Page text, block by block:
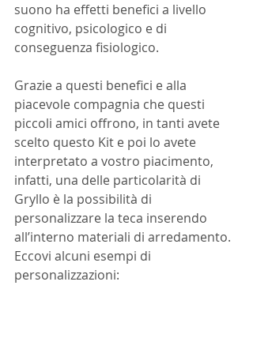
suono ha effetti benefici a livello
cognitivo, psicologico e di
conseguenza fisiologico.
Grazie a questi benefici e alla
piacevole compagnia che questi
piccoli amici offrono, in tanti avete
scelto questo Kit e poi lo avete
interpretato a vostro piacimento,
infatti, una delle particolarità di
Gryllo è la possibilità di
personalizzare la teca inserendo
all’interno materiali di arredamento.
Eccovi alcuni esempi di
personalizzazioni: